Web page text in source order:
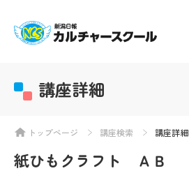
講座詳細
トップページ 講座検索 講座詳細
紙ひもクラフト ＡＢ